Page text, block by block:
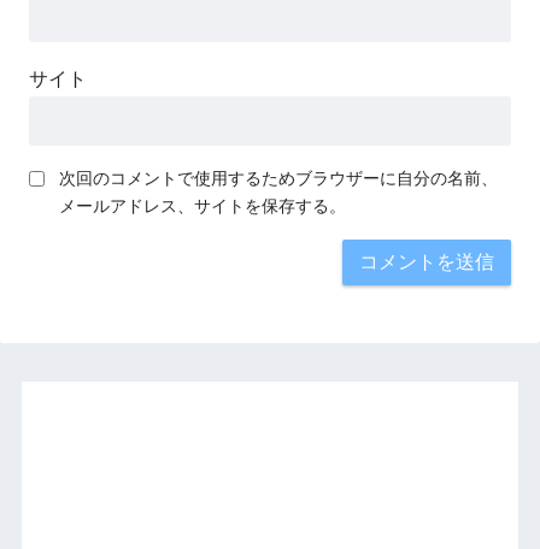
サイト
次回のコメントで使用するためブラウザーに自分の名前、
メールアドレス、サイトを保存する。